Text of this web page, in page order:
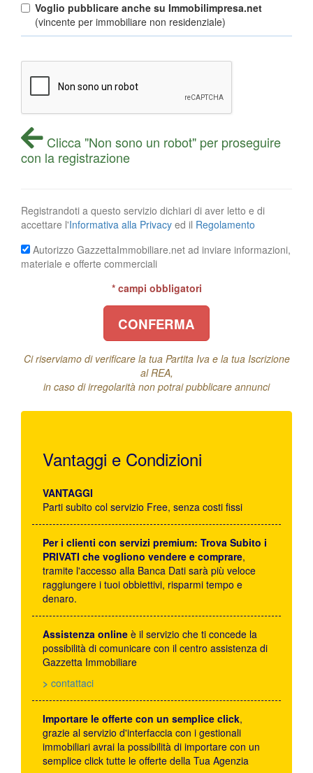
Voglio pubblicare anche su Immobilimpresa.net
(vincente per immobiliare non residenziale)
Clicca "Non sono un robot" per proseguire
con la registrazione
Registrandoti a questo servizio dichiari di aver letto e di
accettare l'Informativa alla Privacy ed il Regolamento
Autorizzo GazzettaImmobiliare.net ad inviare informazioni,
materiale e offerte commerciali
* campi obbligatori
CONFERMA
Ci riserviamo di verificare la tua Partita Iva e la tua Iscrizione
al REA,
in caso di irregolarità non potrai pubblicare annunci
Vantaggi e Condizioni
VANTAGGI
Parti subito col servizio Free, senza costi fissi
Per i clienti con servizi premium: Trova Subito i
PRIVATI che vogliono vendere e comprare,
tramite l'accesso alla Banca Dati sarà più veloce
raggiungere i tuoi obbiettivi, risparmi tempo e
denaro.
Assistenza online è il servizio che ti concede la
possibilità di comunicare con il centro assistenza di
Gazzetta Immobiliare
> contattaci
Importare le offerte con un semplice click,
grazie al servizio d'interfaccia con i gestionali
immobiliari avrai la possibilità di importare con un
semplice click tutte le offerte della Tua Agenzia